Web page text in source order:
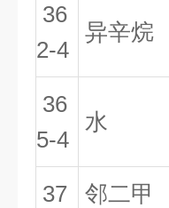
36
2-4
异辛烷
36
5-4
水
37
邻二甲